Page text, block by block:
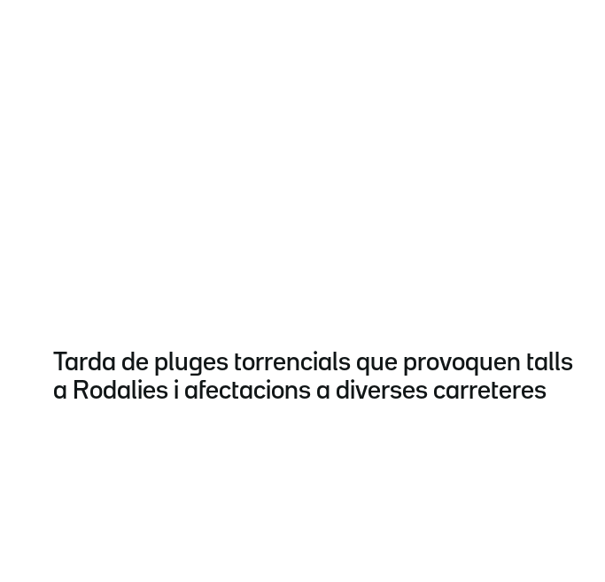
Tarda de pluges torrencials que provoquen talls
a Rodalies i afectacions a diverses carreteres